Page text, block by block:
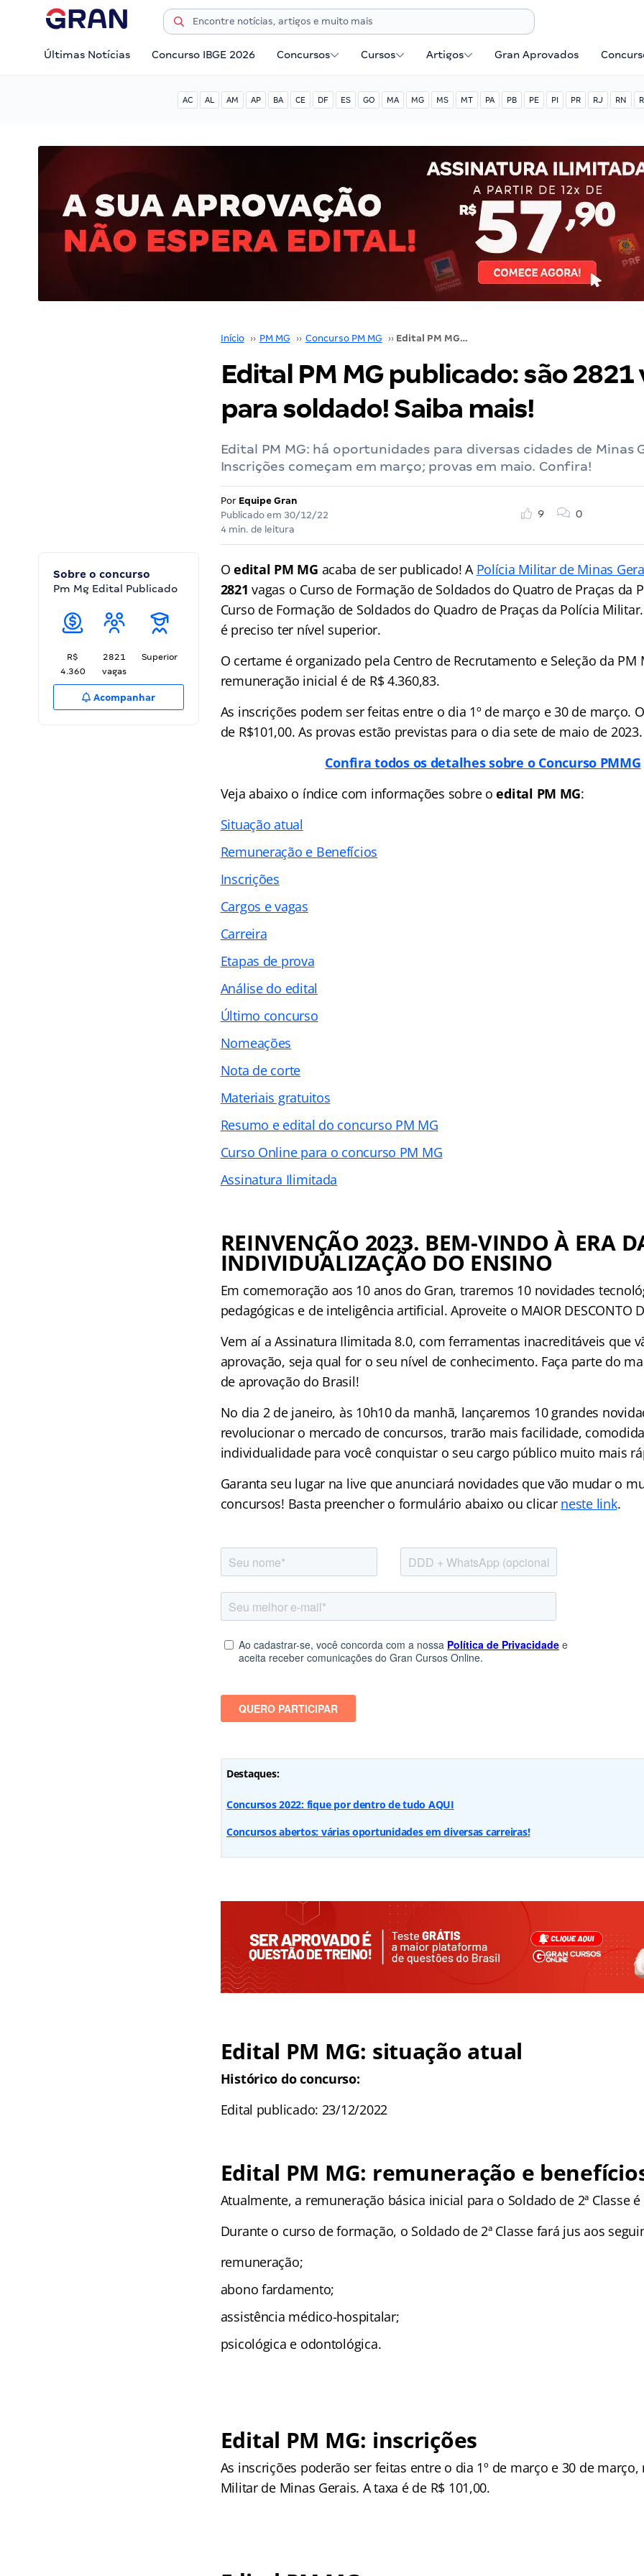
Últimas Notícias Concurso IBGE 2026 Concursos Cursos Artigos Gran Aprovados
AC AL AM AP BA CE DF ES GO MA MG MS MT PA PB PE PI PR RJ RN
Início ›› PM MG ›› Concurso PM MG ›› Edital PM MG publicado: são 2821 vagas para soldado! Saiba mais!
Edital PM MG publicado: são 2821
para soldado! Saiba mais!
Edital PM MG: há oportunidades para diversas cidades de Minas
Inscrições começam em março; provas em maio. Confira!
Por Equipe Gran
Publicado em 30/12/22
4 min. de leitura
9 0
Sobre o concurso
Pm Mg Edital Publicado
R$
4.360
2821
vagas
Superior
Acompanhar
Oedital PM MG acaba de ser publicado! A Polícia Militar de Minas
2821 vagas o Curso de Formação de Soldados do Quatro de Praças da
Curso de Formação de Soldados do Quadro de Praças da Polícia
é preciso ter nível superior.
O certame é organizado pela Centro de Recrutamento e Seleção da PM
remuneração inicial é de R$ 4.360,83.
As inscrições podem ser feitas entre o dia 1º de março e 30 de março.
de R$101,00. As provas estão previstas para o dia sete de maio de 2023.
Confira todos os detalhes sobre o Concurso PMMG
Veja abaixo o índice com informações sobre oedital PM MG:
Situação atual
Remuneração e Benefícios
Inscrições
Cargos e vagas
Carreira
Etapas de prova
Análise do edital
Último concurso
Nomeações
Nota de corte
Materiais gratuitos
Resumo e edital do concurso PM MG
Curso Online para o concurso PM MG
Assinatura Ilimitada
REINVENÇÃO 2023. BEM-VINDO À ERA
INDIVIDUALIZAÇÃO DO ENSINO
Em comemoração aos 10 anos do Gran, traremos 10 novidades
pedagógicas e de inteligência artificial. Aproveite o MAIOR DESCONTO
Vem aí a Assinatura Ilimitada 8.0, com ferramentas inacreditáveis que
aprovação, seja qual for o seu nível de conhecimento. Faça parte do
de aprovação do Brasil!
No dia 2 de janeiro, às 10h10 da manhã, lançaremos 10 grandes
revolucionar o mercado de concursos, trarão mais facilidade,
individualidade para você conquistar o seu cargo público muito mais
Garanta seu lugar na live que anunciará novidades que vão mudar o
concursos! Basta preencher o formulário abaixo ou clicar neste link.
Destaques:
Concursos 2022: fique por dentro de tudo AQUI
Concursos abertos: várias oportunidades em diversas carreiras!
Edital PM MG: situação atual
Histórico do concurso:
Edital publicado: 23/12/2022
Edital PM MG: remuneração e
Atualmente, a remuneração básica inicial para o Soldado de 2ª Classe é
Durante o curso de formação, o Soldado de 2ª Classe fará jus aos
remuneração;
abono fardamento;
assistência médico-hospitalar;
psicológica e odontológica.
Edital PM MG: inscrições
As inscrições poderão ser feitas entre o dia 1º de março e 30 de
Militar de Minas Gerais. A taxa é de R$ 101,00.